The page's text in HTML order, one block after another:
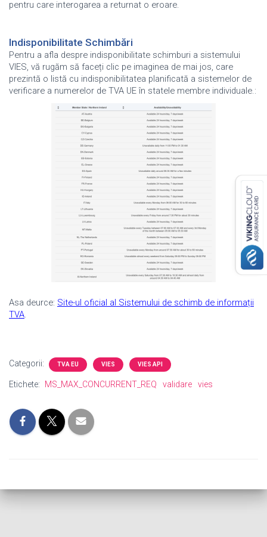
pentru care interogarea a returnat o eroare
Indisponibilitate Schimbări
Pentru a afla despre indisponibilitate schimburi a sistemului
VIES, vă rugăm să faceți clic pe imaginea de mai jos, care
prezintă o listă cu indisponibilitatea planificată a sistemelor de
verificare a numerelor de TVA UE în statele membre individuale.:
Asa deurce: Site-ul oficial al Sistemului de schimb de informații
TVA
Categorii: TVA EU VIES VIES API
Etichete: MS_MAX_CONCURRENT_REQ validare vies